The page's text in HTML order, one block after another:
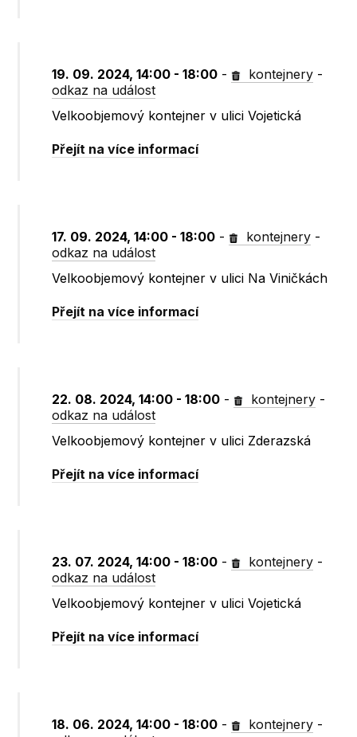
19. 09. 2024, 14:00 - 18:00 - kontejnery -
odkaz na událost
Velkoobjemový kontejner v ulici Vojetická
Přejít na více informací
17. 09. 2024, 14:00 - 18:00 - kontejnery -
odkaz na událost
Velkoobjemový kontejner v ulici Na Viničkách
Přejít na více informací
22. 08. 2024, 14:00 - 18:00 - kontejnery -
odkaz na událost
Velkoobjemový kontejner v ulici Zderazská
Přejít na více informací
23. 07. 2024, 14:00 - 18:00 - kontejnery -
odkaz na událost
Velkoobjemový kontejner v ulici Vojetická
Přejít na více informací
18. 06. 2024, 14:00 - 18:00 - kontejnery -